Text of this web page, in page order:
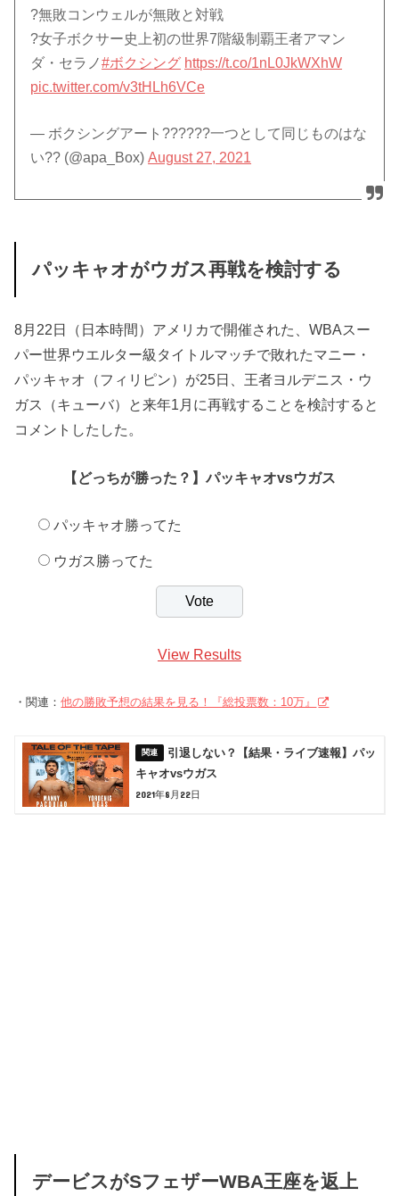
?無敗コンウェルが無敗と対戦
?女子ボクサー史上初の世界7階級制覇王者アマン
ダ・セラノ#ボクシング https://t.co/1nL0JkWXhW
pic.twitter.com/v3tHLh6VCe
— ボクシングアート??????一つとして同じものはな
い?? (@apa_Box)August 27, 2021
パッキャオがウガス再戦を検討する
8月22日（日本時間）アメリカで開催された、WBAスー
パー世界ウエルター級タイトルマッチで敗れたマニー・
パッキャオ（フィリピン）が25日、王者ヨルデニス・ウ
ガス（キューバ）と来年1月に再戦することを検討すると
コメントしたした。
【どっちが勝った？】パッキャオvsウガス
パッキャオ勝ってた
ウガス勝ってた
View Results
・関連：他の勝敗予想の結果を見る！『総投票数：10万』
引退しない？【結果・ライブ速報】パッ
キャオvsウガス
2021年8月22日
デービスがSフェザーWBA王座を返上